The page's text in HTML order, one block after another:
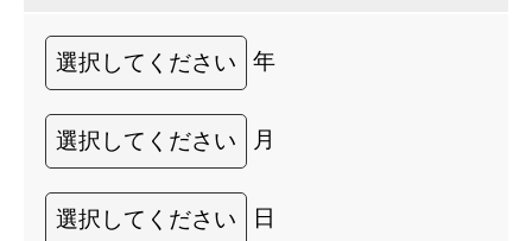
年
月
日